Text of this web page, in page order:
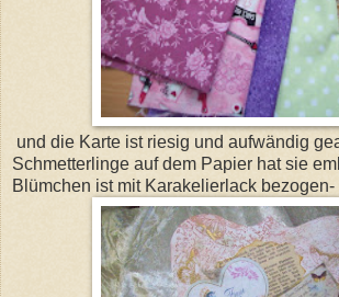
und die Karte ist riesig und aufwändig
Schmetterlinge auf dem Papier hat sie
Blümchen ist mit Karakelierlack